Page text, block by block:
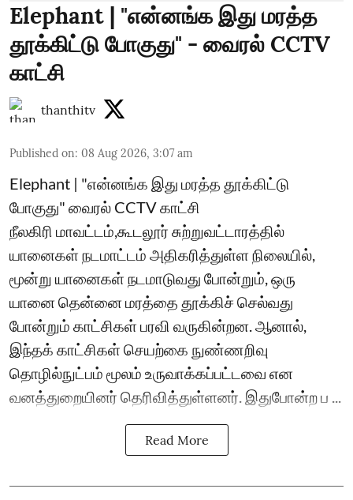
Elephant | "என்னங்க இது மரத்த
தூக்கிட்டு போகுது" - வைரல் CCTV
காட்சி
thanthitv
Published on: 08 Aug 2026, 3:07 am
Elephant | "என்னங்க இது மரத்த தூக்கிட்டு
போகுது" வைரல் CCTV காட்சி
நீலகிரி மாவட்டம்,கூடலூர் சுற்றுவட்டாரத்தில்
யானைகள் நடமாட்டம் அதிகரித்துள்ள நிலையில்,
மூன்று யானைகள் நடமாடுவது போன்றும், ஒரு
யானை தென்னை மரத்தை தூக்கிச் செல்வது
போன்றும் காட்சிகள் பரவி வருகின்றன. ஆனால்,
இந்தக் காட்சிகள் செயற்கை நுண்ணறிவு
தொழில்நுட்பம் மூலம் உருவாக்கப்பட்டவை என
வனத்துறையினர் தெரிவித்துள்ளனர். இதுபோன்ற ப ...
Read More